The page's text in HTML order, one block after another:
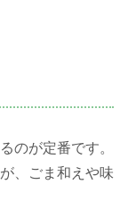
のが定番です。
、ごま和えや味